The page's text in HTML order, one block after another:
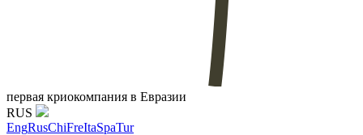
первая криокомпания в Евразии
RUS
EngRusChiFreItaSpaTur